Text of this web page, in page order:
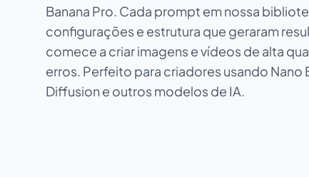
Banana Pro. Cada prompt em nossa
configurações e estrutura que geraram
comece a criar imagens e vídeos de alta
erros. Perfeito para criadores usando Nano
Diffusion e outros modelos de IA.